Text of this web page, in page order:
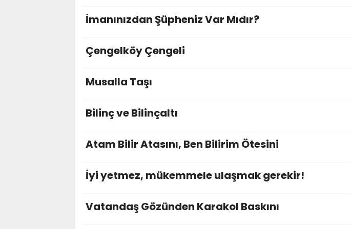
İmanınızdan Şüpheniz Var Mıdır?
Çengelköy Çengeli
Musalla Taşı
Bilinç ve Bilinçaltı
Atam Bilir Atasını, Ben Bilirim Ötesini
İyi yetmez, mükemmele ulaşmak gerekir!
Vatandaş Gözünden Karakol Baskını